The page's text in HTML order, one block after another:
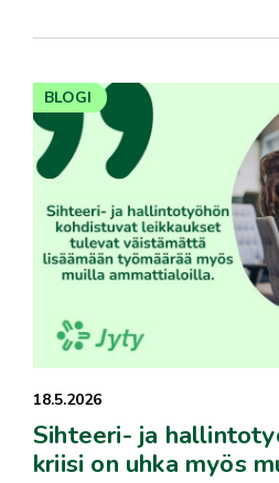
18.5.2026
Sihteeri- ja
kriisi on uhka myös
BLOGI